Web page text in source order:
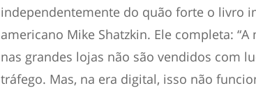
independentemente do quão forte o livro
americano Mike Shatzkin. Ele completa:
nas grandes lojas não são vendidos com
tráfego. Mas, na era digital, isso não